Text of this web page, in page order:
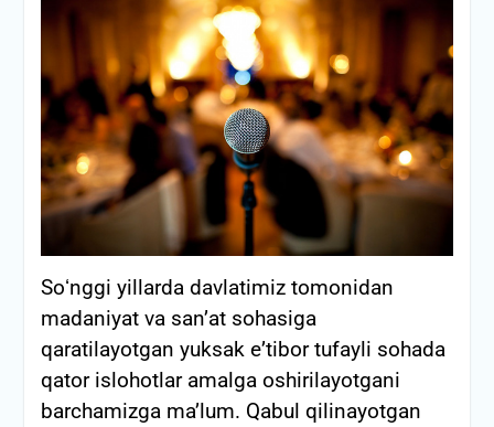
Soʻnggi yillarda davlatimiz tomonidan
madaniyat va sanʼat sohasiga
qaratilayotgan yuksak eʼtibor tufayli sohada
qator islohotlar amalga oshirilayotgani
barchamizga maʼlum. Qabul qilinayotgan